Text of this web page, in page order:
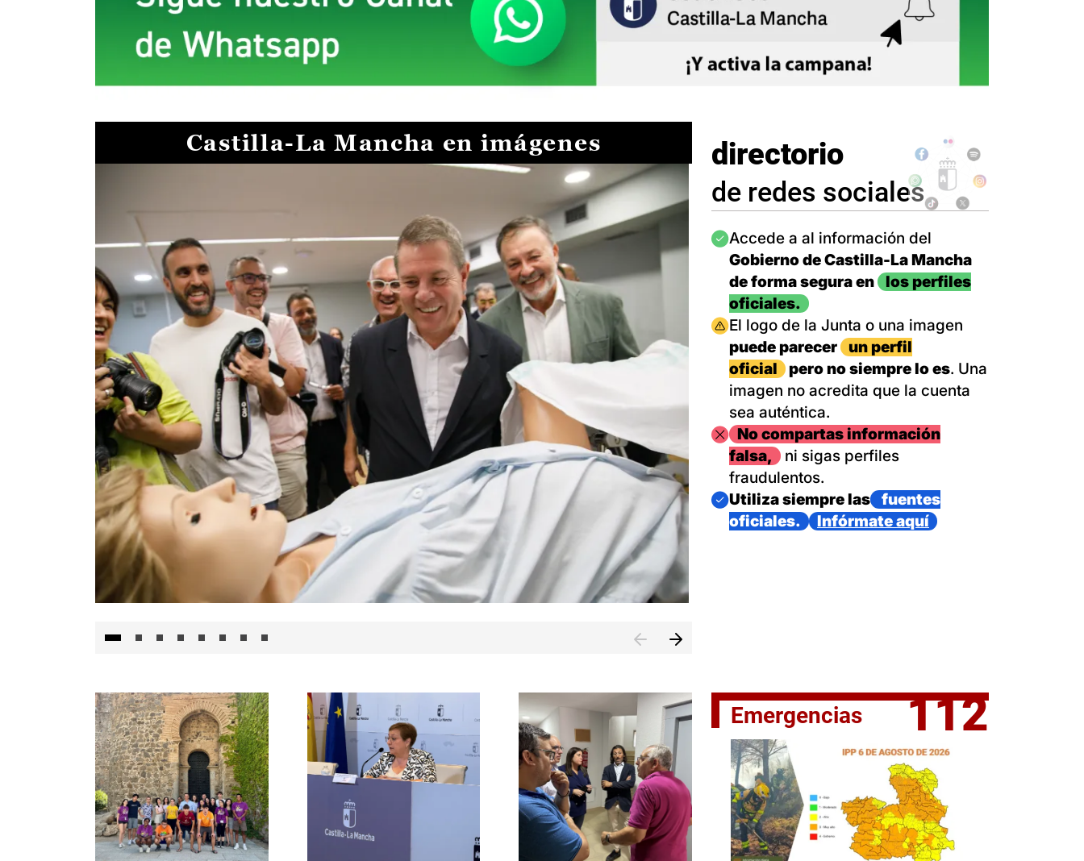
Castilla-La Mancha en imágenes
El jefe del Ejecutivo castellanomanchego, Emiliano García-
directorio
de redes sociales
Imagen
Accede a al información del
Gobierno de Castilla-La Mancha
de forma segura en
los perfiles
oficiales.
Imagen
El logo de la Junta o una imagen
puede parecer
un perfil
oficial
pero no siempre lo es. Una
imagen no acredita que la cuenta
sea auténtica.
ImagenNo compartas información
falsa,
ni sigas perfiles
fraudulentos.
Imagen
Utiliza siempre las
fuentes
oficiales.
Infórmate aquí
Emergencias 112